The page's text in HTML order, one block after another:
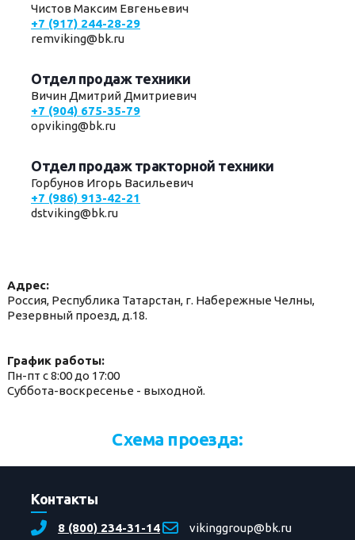
Чистов Максим Евгеньевич
+7 (917) 244-28-29
remviking@bk.ru
Отдел продаж техники
Вичин Дмитрий Дмитриевич
+7 (904) 675-35-79
opviking@bk.ru
Отдел продаж тракторной техники
Горбунов Игорь Васильевич
+7 (986) 913-42-21
dstviking@bk.ru
Адрес:
Россия, Республика Татарстан, г. Набережные Челны,
Резервный проезд, д.18.
График работы:
Пн-пт с 8:00 до 17:00
Суббота-воскресенье - выходной.
Схема проезда:
Контакты
8 (800) 234-31-14
vikinggroup@bk.ru